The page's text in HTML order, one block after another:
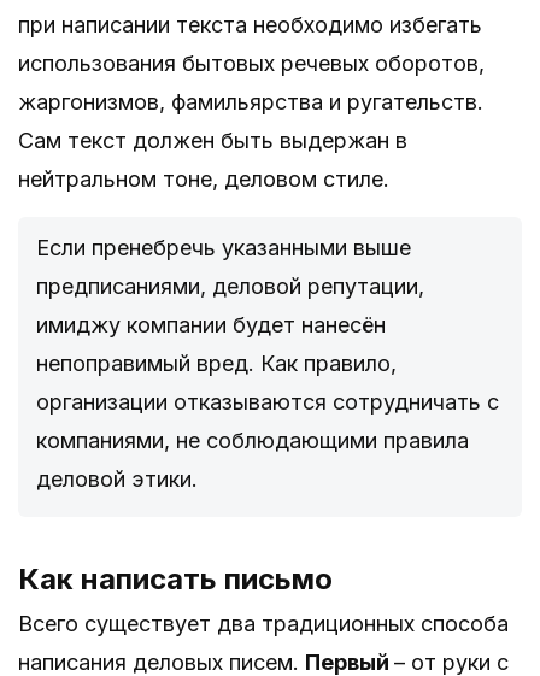
при написании текста необходимо избегать
использования бытовых речевых оборотов,
жаргонизмов, фамильярства и ругательств.
Сам текст должен быть выдержан в
нейтральном тоне, деловом стиле.
Если пренебречь указанными выше
предписаниями, деловой репутации,
имиджу компании будет нанесён
непоправимый вред. Как правило,
организации отказываются сотрудничать с
компаниями, не соблюдающими правила
деловой этики.
Как написать письмо
Всего существует два традиционных способа
написания деловых писем. Первый – от руки с